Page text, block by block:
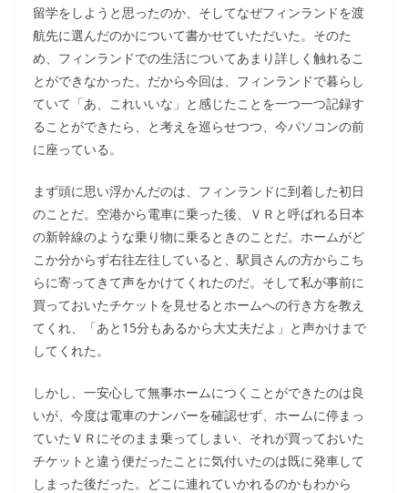
留学をしようと思ったのか、そしてなぜフィンランドを渡
航先に選んだのかについて書かせていただいた。そのた
め、フィンランドでの生活についてあまり詳しく触れるこ
とができなかった。だから今回は、フィンランドで暮らし
ていて「あ、これいいな」と感じたことを一つ一つ記録す
ることができたら、と考えを巡らせつつ、今パソコンの前
に座っている。
まず頭に思い浮かんだのは、フィンランドに到着した初日
のことだ。空港から電車に乗った後、ＶＲと呼ばれる日本
の新幹線のような乗り物に乗るときのことだ。ホームがど
こか分からず右往左往していると、駅員さんの方からこち
らに寄ってきて声をかけてくれたのだ。そして私が事前に
買っておいたチケットを見せるとホームへの行き方を教え
てくれ、「あと15分もあるから大丈夫だよ」と声かけまで
してくれた。
しかし、一安心して無事ホームにつくことができたのは良
いが、今度は電車のナンバーを確認せず、ホームに停まっ
ていたＶＲにそのまま乗ってしまい、それが買っておいた
チケットと違う便だったことに気付いたのは既に発車して
しまった後だった。どこに連れていかれるのかもわから